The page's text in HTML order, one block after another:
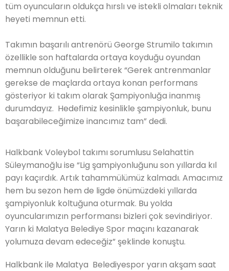
tüm oyuncuların oldukça hırslı ve istekli olmaları teknik
heyeti memnun etti.
Takımın başarılı antrenörü George Strumilo takımın
özellikle son haftalarda ortaya koyduğu oyundan
memnun olduğunu belirterek “Gerek antrenmanlar
gerekse de maçlarda ortaya konan performans
gösteriyor ki takım olarak Şampiyonluğa inanmış
durumdayız. Hedefimiz kesinlikle şampiyonluk, bunu
başarabileceğimize inancımız tam” dedi.
Halkbank Voleybol takımı sorumlusu Selahattin
Süleymanoğlu ise “Lig şampiyonluğunu son yıllarda kıl
payı kaçırdık. Artık tahammülümüz kalmadı. Amacımız
hem bu sezon hem de ligde önümüzdeki yıllarda
şampiyonluk koltuğuna oturmak. Bu yolda
oyuncularımızın performansı bizleri çok sevindiriyor.
Yarın ki Malatya Belediye Spor maçını kazanarak
yolumuza devam edeceğiz” şeklinde konuştu.
Halkbank ile Malatya Belediyespor yarın akşam saat